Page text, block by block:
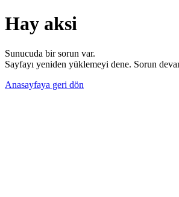
Hay aksi
Sunucuda bir sorun var.
Sayfayı yeniden yüklemeyi dene. Sorun
Anasayfaya geri dön